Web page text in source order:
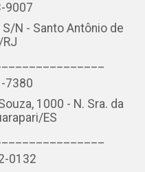
9007
N - Santo Antônio de
RJ
7380
1000 - N. Sra. da
ES
0132